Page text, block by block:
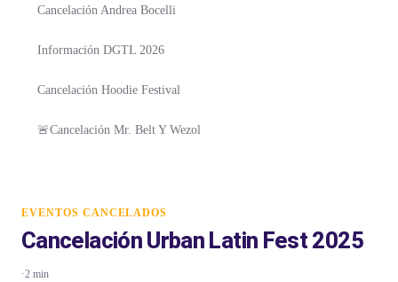
Cancelación Andrea Bocelli
Información DGTL 2026
Cancelación Hoodie Festival
🚨Cancelación Mr. Belt Y Wezol
EVENTOS CANCELADOS
Cancelación Urban Latin Fest 2025
·2 min